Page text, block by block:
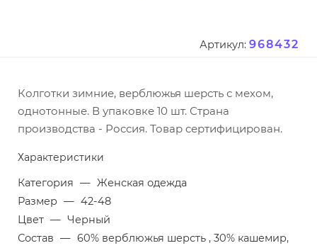
Артикул: 968432
Колготки зимние, верблюжья шерсть с мехом,
однотонные. В упаковке 10 шт. Страна
производства - Россия. Товар сертифицирован.
Характеристики
Категория — Женская одежда
Размер — 42-48
Цвет — Черный
Состав — 60% верблюжья шерсть , 30% кашемир,